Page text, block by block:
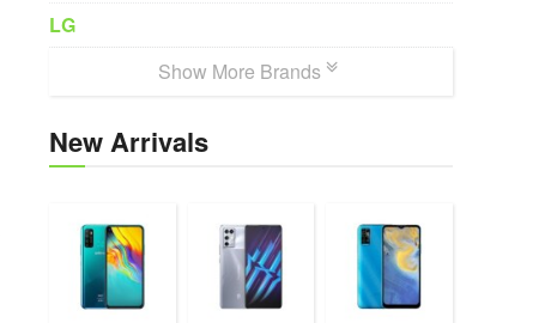
LG
Show More Brands
New Arrivals